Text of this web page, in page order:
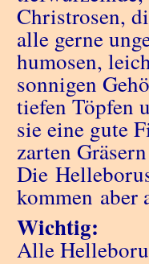
Christrosen,
alle gerne
humosen,
sonnigen
tiefen Töpfen
sie eine gute
zarten
Die
kommen aber
Wichtig:
Alle